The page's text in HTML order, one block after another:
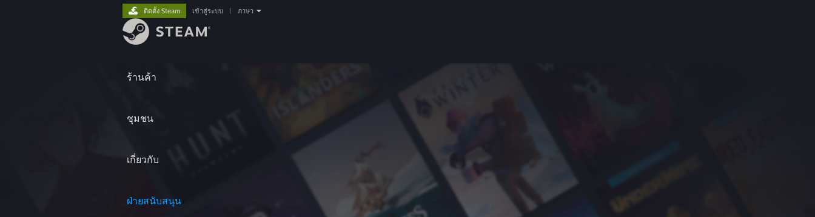
ร้านค้า
ชุมชน
เกี่ยวกับ
ฝ่ายสนับสนุน
ติดตั้ง Steam เข้าสู่ระบบ ภาษา